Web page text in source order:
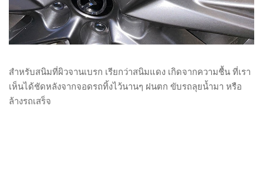
สำหรับสนิมที่ผิวจานเบรก เรียกว่าสนิมแดง เกิดจากความชื้น ที่เรา
เห็นได้ชัดหลังจากจอดรถทิ้งไว้นานๆ ฝนตก ขับรถลุยน้ำมา หรือ
ล้างรถเสร็จ